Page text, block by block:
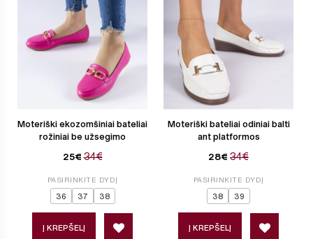
Moteriški ekozomšiniai bateliai
rožiniai be užsegimo
25€ 34€
PASIRINKITE DYDĮ
36 37 38
Į KREPŠELĮ
Moteriški bateliai odiniai balti
ant platformos
28€ 34€
PASIRINKITE DYDĮ
38 39
Į KREPŠELĮ